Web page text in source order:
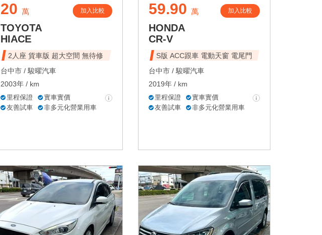
20 萬 加入比較
TOYOTA
HIACE
2人座 貨車版 超大空間 無待修
台中市 / 駿曜汽車
2003年 / km
里程保證
實車實價
友善試車
非多元化營業用車
59.90 萬 加入比較
HONDA
CR-V
S版 ACC跟車 電動天窗 電尾門
台中市 / 駿曜汽車
2019年 / km
里程保證
實車實價
友善試車
非多元化營業用車